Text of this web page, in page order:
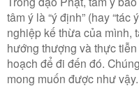
tâm ý là “ý định” (hay
nghiệp kế thừa của mình,
hướng thượng và thực
hoạch để đi đến đó.
mong muốn được như vậy.